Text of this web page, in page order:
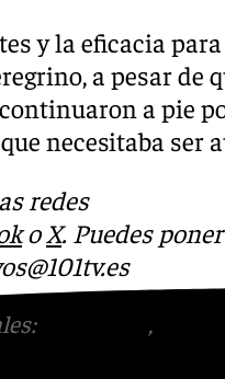
y la eficacia
a pesar de
continuaron a pie
necesitaba ser
redes
o X. Puedes
,